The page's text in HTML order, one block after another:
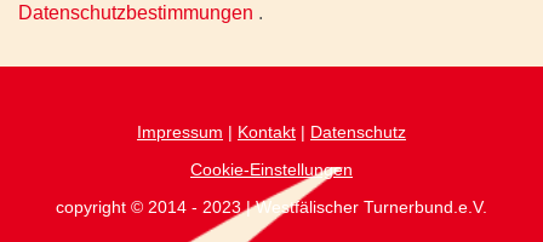
Datenschutzbestimmungen .
Impressum | Kontakt | Datenschutz
Cookie-Einstellungen
copyright © 2014 - 2023 | Westfälischer Turnerbund.e.V.